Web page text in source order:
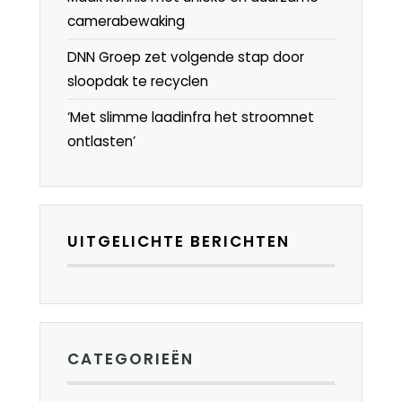
camerabewaking
DNN Groep zet volgende stap door
sloopdak te recyclen
‘Met slimme laadinfra het stroomnet
ontlasten’
UITGELICHTE BERICHTEN
CATEGORIEËN